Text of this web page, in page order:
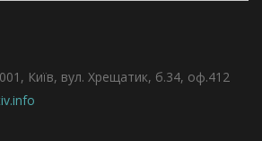
Київ, вул. Хрещатик, б.34, оф.412